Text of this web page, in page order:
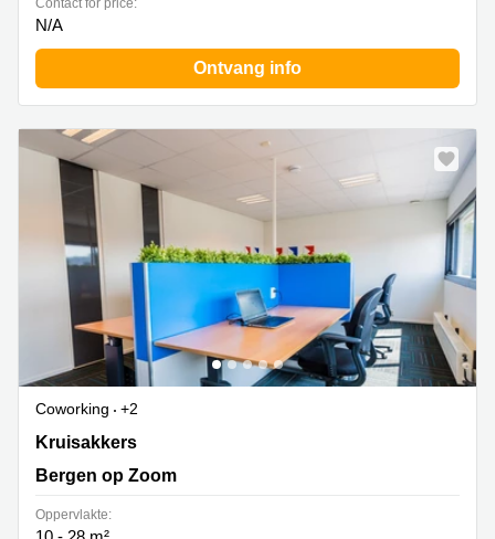
Contact for price:
N/A
Ontvang info
Coworking
+2
Kruisakkers 2, Bergen op Zoom
Kruisakkers
Bergen op Zoom
Oppervlakte: